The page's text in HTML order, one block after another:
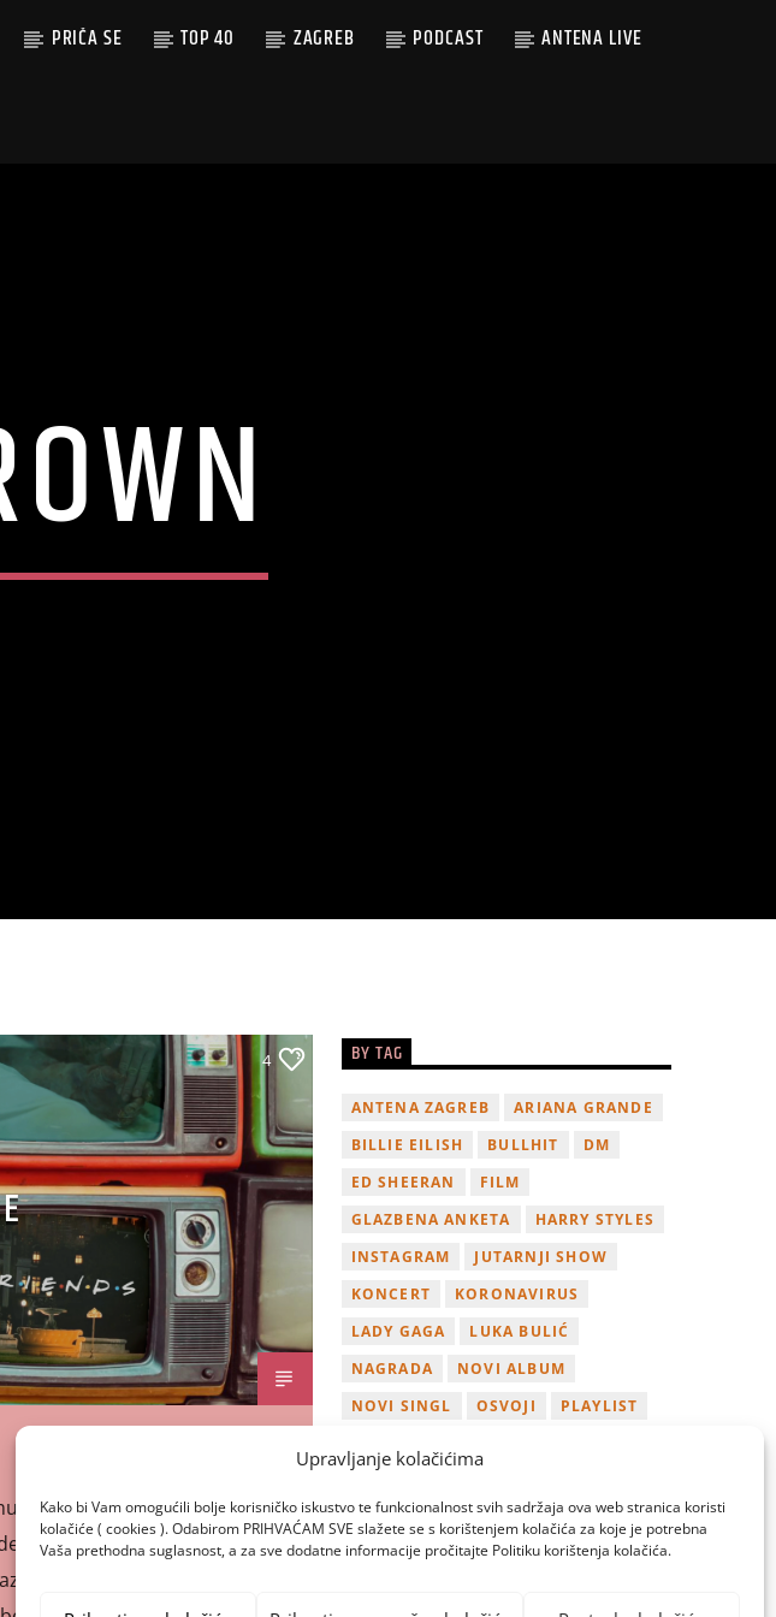
Upravljanje kolačićima
Kako bi Vam omogućili bolje korisničko iskustvo te funkcionalnost svih sadržaja ova web stranica koristi
kolačiće ( cookies ). Odabirom PRIHVAĆAM SVE slažete se s korištenjem kolačića za koje je potrebna
Vaša prethodna suglasnost, a za sve dodatne informacije pročitajte Politiku korištenja kolačića.
PRIČA SE TOP 40 ZAGREB PODCAST ANTENA LIVE
4
smo mogli uživati.
na minimum,
u kino ili kazalište
BY TAG
ANTENA ZAGREB
ARIANA GRANDE
BILLIE EILISH
BULLHIT
DM
ED SHEERAN
FILM
GLAZBENA ANKETA
HARRY STYLES
INSTAGRAM
JUTARNJI SHOW
KONCERT
KORONAVIRUS
LADY GAGA
LUKA BULIĆ
NAGRADA
NOVI ALBUM
NOVI SINGL
OSVOJI
PLAYLIST
ZAGREB